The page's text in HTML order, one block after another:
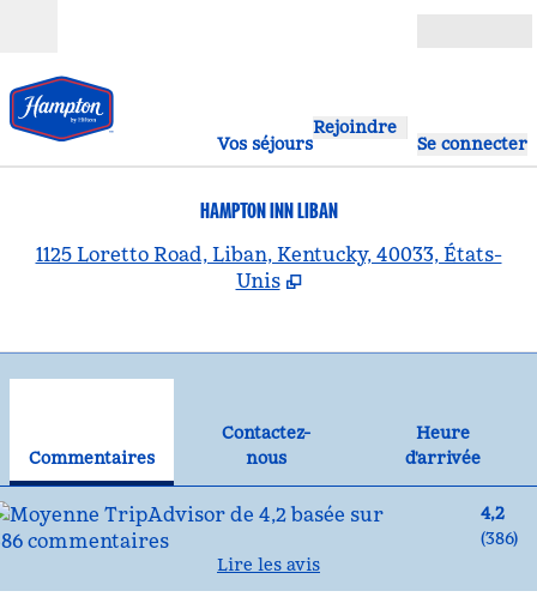
Vos séjours
Rejoindre
Se connecter
HAMPTON INN LIBAN
1125 Loretto Road, Liban, Kentucky, 40033, États-
Unis
Commentaires
Contactez-
nous
Contactez-nous
Heure
d'arrivée
4,2
(386)
Lire les avis